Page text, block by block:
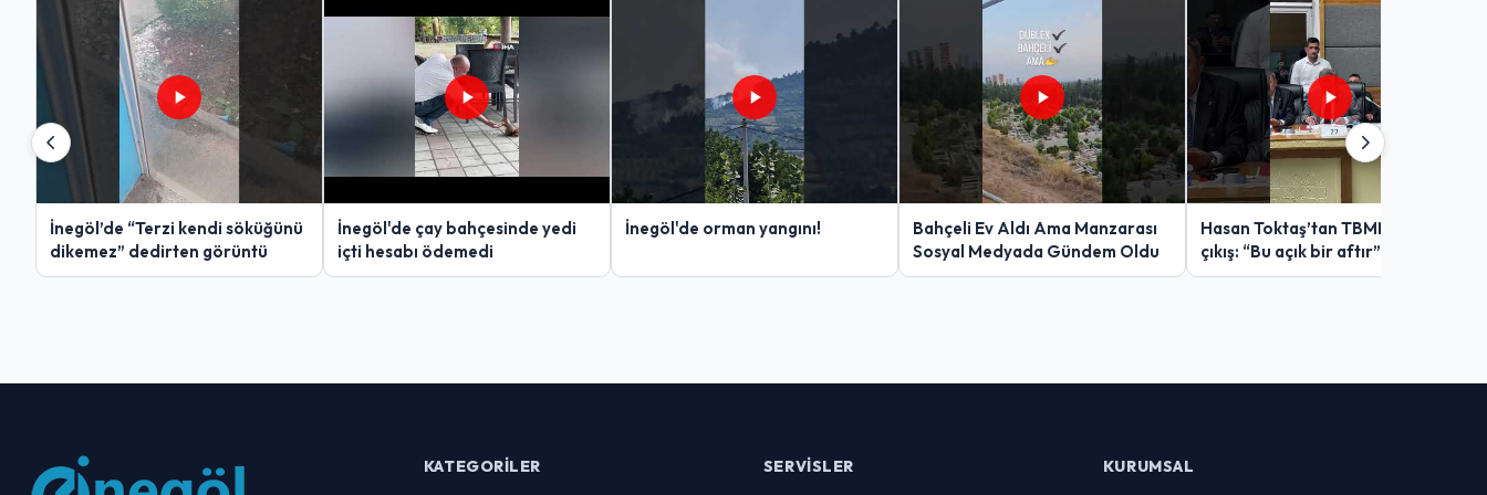
İnegöl’de “Terzi kendi söküğünü
dikemez” dedirten görüntü
İnegöl'de çay bahçesinde yedi
içti hesabı ödemedi
İnegöl'de orman yangını!
Bahçeli Ev Aldı Ama Manzarası
Sosyal Medyada Gündem Oldu
Hasan Toktaş’tan TBMM’de sert
çıkış: “Bu açık bir aftır”
KATEGORILER SERVISLER KURUMSAL